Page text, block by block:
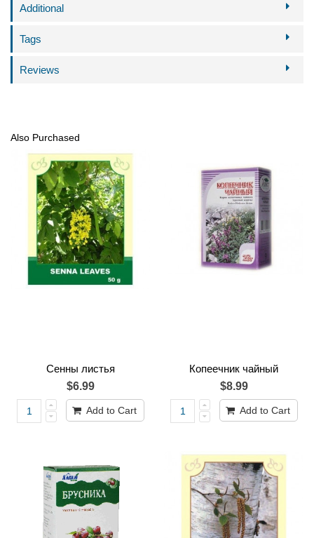
Additional
Tags
Reviews
Also Purchased
Сенны листья
$6.99
Add to Cart
Копеечник чайный
$8.99
Add to Cart